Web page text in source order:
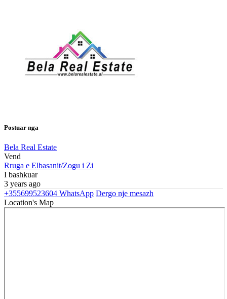
Postuar nga
Bela Real Estate
Vend
Rruga e Elbasanit/Zogu i Zi
I bashkuar
3 years ago
+355699523604 WhatsApp Dergo nje mesazh
Location's Map